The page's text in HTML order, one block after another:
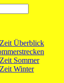
Überblick
Sommer
Winter